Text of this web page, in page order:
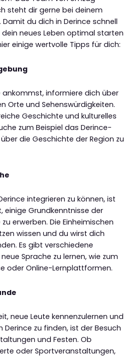
steht dir gerne bei deinem
Damit du dich in Derince schnell
neues Leben optimal starten
einige wertvolle Tipps für dich:
ankommst, informiere dich über
Orte und Sehenswürdigkeiten.
Geschichte und kulturelles
zum Beispiel das Derince-
die Geschichte der Region zu
integrieren zu können, ist
einige Grundkenntnisse der
erwerben. Die Einheimischen
wissen und du wirst dich
Es gibt verschiedene
Sprache zu lernen, wie zum
oder Online-Lernplattformen.
neue Leute kennenzulernen und
Derince zu finden, ist der Besuch
und Festen. Ob
oder Sportveranstaltungen,